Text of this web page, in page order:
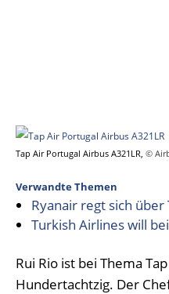
Tap Air Portugal Airbus A321LR, ©
Verwandte Themen
Ryanair regt sich über
Turkish Airlines will
Rui Rio ist bei Thema
Hundertachtzig. Der